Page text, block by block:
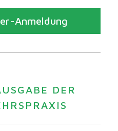
Anmeldung
DER